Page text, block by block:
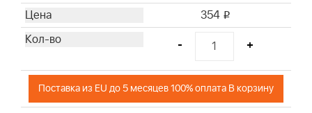
354 i
- +
Поставка из EU до 5 месяцев 100% оплата В корзину